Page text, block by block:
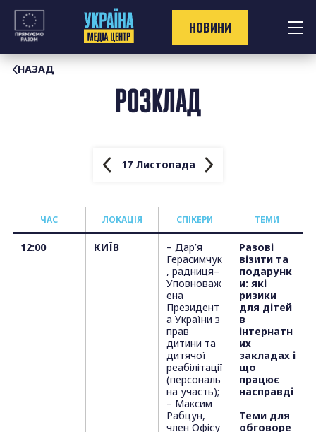
Перейти
контенту
НОВИНИ
НАЗАД
РОЗКЛАД
17 Листопада
ЧАС ЛОКАЦІЯ СПІКЕРИ TЕМИ
12:00 КИЇВ
– Дар’я
Герасимчук
, радниця–
Уповноваж
ена
Президент
а України з
прав
дитини та
дитячої
реабілітації
(персональ
на участь);
– Максим
Рабцун,
член Офісу
Разові
візити та
подарунк
и: які
ризики
для дітей
в
інтернатн
их
закладах і
що
працює
насправді
Теми для
обговоре